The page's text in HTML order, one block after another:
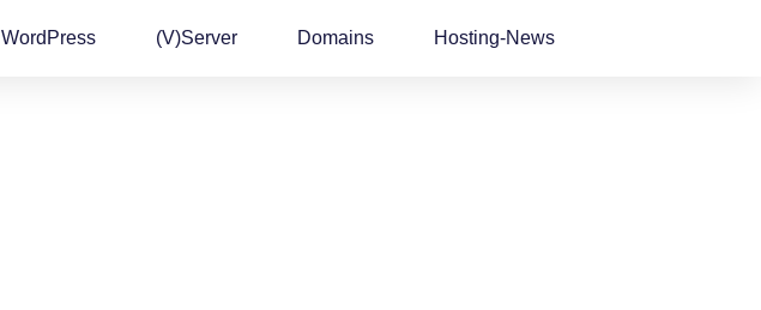
WordPress (v)Server Domains Hosting-News